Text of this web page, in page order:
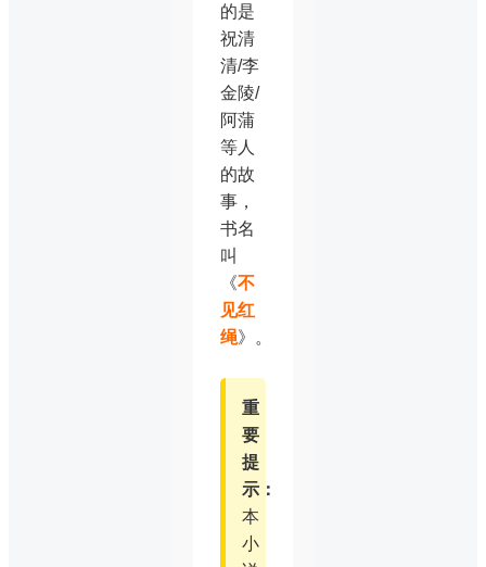
的是
祝清
清/李
金陵/
阿蒲
等人
的故
事，
书名
叫
《不
见红
绳》。
重
要
提
示：
本
小